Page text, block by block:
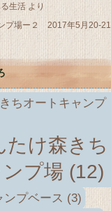
生活 より
プ場ー２ 2017年5月20-21
ちオートキャンプ
たけ森きち
プ場 (12)
ンプベース (3)